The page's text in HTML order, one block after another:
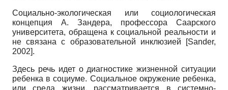
Социально-экологическая или социологическая
концепция А. Зандера, профессора Саарского
университета, обращена к социальной реальности и
не связана с образовательной инклюзией
[Sander,
2002].
Здесь речь идет о диагностике жизненной ситуации
ребенка в социуме. Социальное окружение ребенка,
или среда жизни, рассматривается в системно-